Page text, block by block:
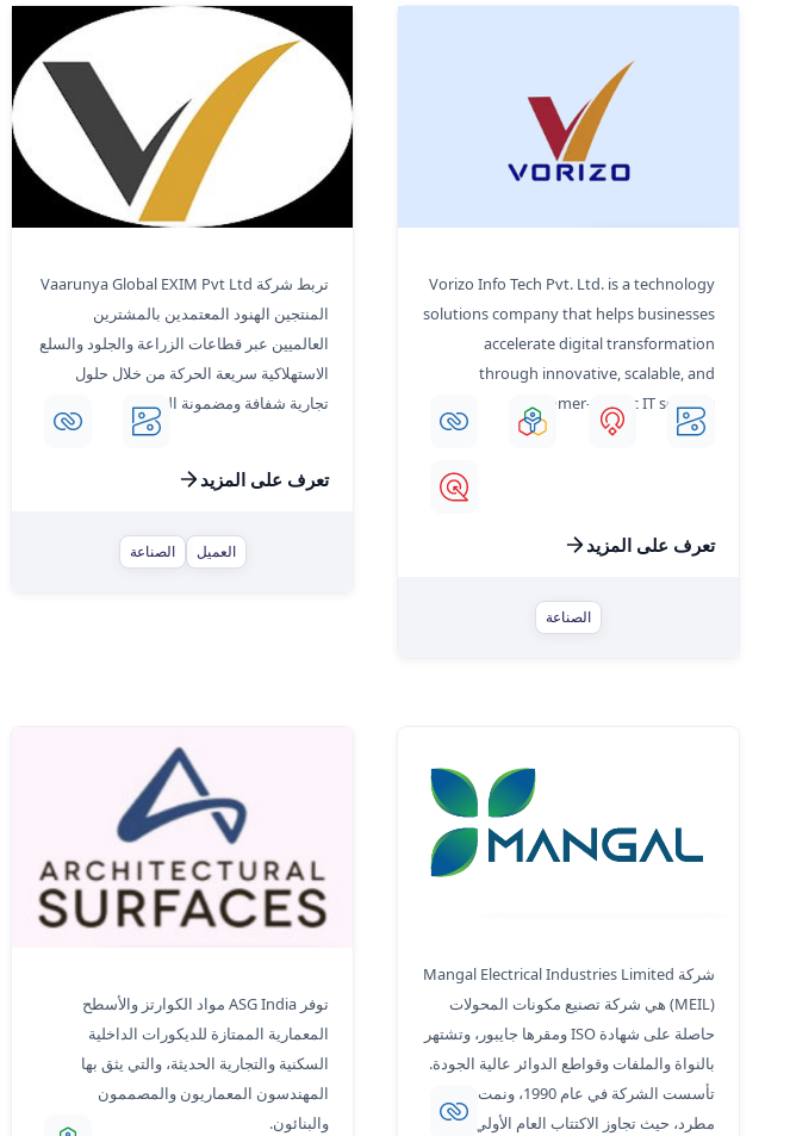
Vorizo Info Tech Pvt. Ltd. is a technology
solutions company that helps businesses
accelerate digital transformation
through innovative, scalable, and
customer-centric IT services.
تعرف على المزيد
الصناعة
تربط شركة Vaarunya Global EXIM Pvt Ltd
المنتجين الهنود المعتمدين بالمشترين
العالميين عبر قطاعات الزراعة والجلود والسلع
الاستهلاكية سريعة الحركة من خلال حلول
تجارية شفافة ومضمونة الجودة.
تعرف على المزيد
العميل الصناعة
شركة Mangal Electrical Industries Limited
(MEIL) هي شركة تصنيع مكونات المحولات
حاصلة على شهادة ISO ومقرها جايبور، وتشتهر
بالنواة والملفات وقواطع الدوائر عالية الجودة.
تأسست الشركة في عام 1990، ونمت بشكل
مطرد، حيث تجاوز الاكتتاب العام الأولي البالغ
توفر ASG India مواد الكوارتز والأسطح
المعمارية الممتازة للديكورات الداخلية
السكنية والتجارية الحديثة، والتي يثق بها
المهندسون المعماريون والمصممون
والبنائون.